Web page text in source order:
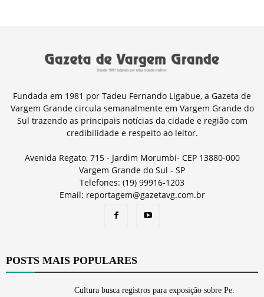
Fundada em 1981 por Tadeu Fernando Ligabue, a Gazeta de
Vargem Grande circula semanalmente em Vargem Grande do
Sul trazendo as principais notícias da cidade e região com
credibilidade e respeito ao leitor.
Avenida Regato, 715 - Jardim Morumbi- CEP 13880-000
Vargem Grande do Sul - SP
Telefones: (19) 99916-1203
Email: reportagem@gazetavg.com.br
POSTS MAIS POPULARES
Cultura busca registros para exposição sobre Pe.